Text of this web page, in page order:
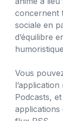
concernent
sociale en
d’équilibre
Vous
Podcasts,
applications